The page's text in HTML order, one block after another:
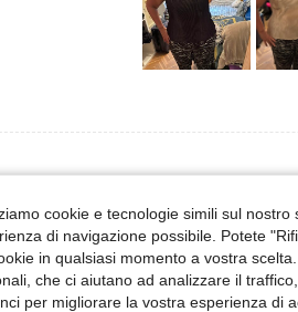
cookie e tecnologie simili sul
di navigazione possibile. Potete
in qualsiasi momento a vostra
che ci aiutano ad analizzare il
per migliorare la vostra esperienza di